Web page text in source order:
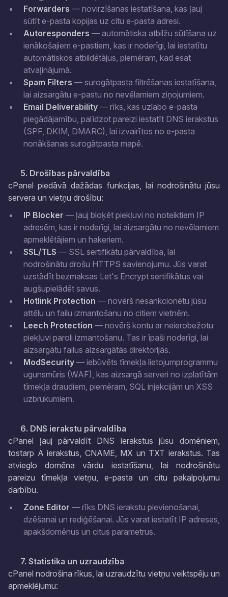
Forwarders — novirzīšanas iestatīšana, kas ļauj
sūtīt e-pasta kopijas uz citu e-pasta adresi.
Autoresponders — automātiska atbilžu sūtīšana uz
ienākošajiem e-pastiem, kas ir noderīgi, lai iestatītu
automātiskos atbildētājus, piemēram, kad esat
atvaļinājumā.
Spam Filters — surogātpasta filtrēšanas iestatīšana,
lai aizsargātu e-pastu no nevēlamiem ziņojumiem.
Email Deliverability — rīks, kas uzlabo e-pasta
piegādājamību, palīdzot pareizi iestatīt DNS ierakstus
(SPF, DKIM, DMARC), lai izvairītos no e-pasta
nonākšanas surogātpasta mapē.
5. Drošības pārvaldība
cPanel piedāvā dažādas funkcijas, lai nodrošinātu jūsu
servera un vietņu drošību:
IP Blocker — ļauj bloķēt piekļuvi no noteiktiem IP
adresēm, kas ir noderīgi, lai aizsargātu no nevēlamiem
apmeklētājiem un hakeriem.
SSL/TLS — SSL sertifikātu pārvaldība, lai
nodrošinātu drošu HTTPS savienojumu. Jūs varat
uzstādīt bezmaksas Let's Encrypt sertifikātus vai
augšupielādēt savus.
Hotlink Protection — novērš nesankcionētu jūsu
attēlu un failu izmantošanu no citiem vietnēm.
Leech Protection — novērš kontu ar neierobežotu
piekļuvi paroli izmantošanu. Tas ir īpaši noderīgi, lai
aizsargātu failus aizsargātās direktorijās.
ModSecurity — iebūvēts tīmekļa lietojumprogrammu
ugunsmūris (WAF), kas aizsargā serveri no izplatītām
tīmekļa draudiem, piemēram, SQL injekcijām un XSS
uzbrukumiem.
6. DNS ierakstu pārvaldība
cPanel ļauj pārvaldīt DNS ierakstus jūsu domēniem,
tostarp A ierakstus, CNAME, MX un TXT ierakstus. Tas
atvieglo domēna vārdu iestatīšanu, lai nodrošinātu
pareizu tīmekļa vietņu, e-pasta un citu pakalpojumu
darbību.
Zone Editor — rīks DNS ierakstu pievienošanai,
dzēšanai un rediģēšanai. Jūs varat iestatīt IP adreses,
apakšdomēnus un citus parametrus.
7. Statistika un uzraudzība
cPanel nodrošina rīkus, lai uzraudzītu vietņu veiktspēju un
apmeklējumu: